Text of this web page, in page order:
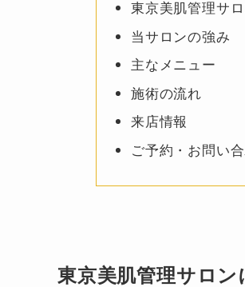
東京美肌管理サ
当サロンの強み
主なメニュー
施術の流れ
来店情報
ご予約・お問い
東京美肌管理サロン